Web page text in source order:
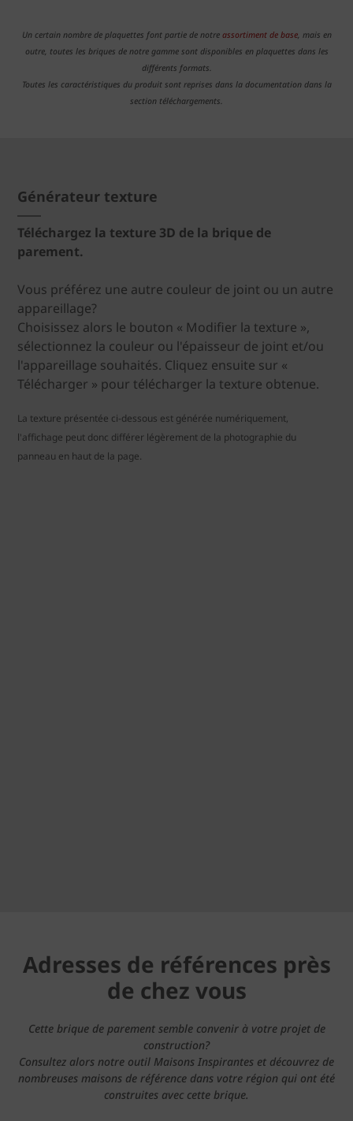
Un certain nombre de plaquettes font partie de notre assortiment de base, mais en
outre, toutes les briques de notre gamme sont disponibles en plaquettes dans les
différents formats.
Toutes les caractéristiques du produit sont reprises dans la documentation dans la
section téléchargements.
Générateur texture
Téléchargez la texture 3D de la brique de
parement.
Vous préférez une autre couleur de joint ou un autre
appareillage?
Choisissez alors le bouton « Modifier la texture »,
sélectionnez la couleur ou l'épaisseur de joint et/ou
l'appareillage souhaités. Cliquez ensuite sur «
Télécharger » pour télécharger la texture obtenue.
La texture présentée ci-dessous est générée numériquement,
l'affichage peut donc différer légèrement de la photographie du
panneau en haut de la page.
Adresses de références près
de chez vous
Cette brique de parement semble convenir à votre projet de
construction?
Consultez alors notre outil Maisons Inspirantes et découvrez de
nombreuses maisons de référence dans votre région qui ont été
construites avec cette brique.